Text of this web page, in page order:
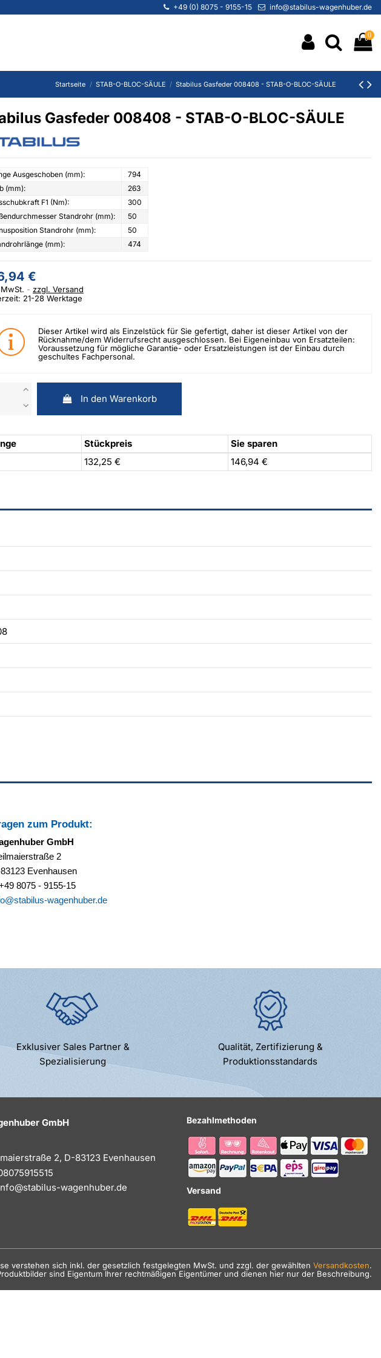
+49 (0) 8075 - 9155-15 info@stabilus-wagenhuber.de
0
Startseite STAB-O-BLOC-SÄULE Stabilus Gasfeder 008408 - STAB-O-BLOC-SÄULE
Gasfeder 008408 - STAB-O-BLOC-SÄULE
Ausgeschoben (mm):
794
(mm):
263
F1 (Nm):
300
Standrohr (mm):
50
Standrohr (mm):
50
(mm):
474
€
zzgl. Versand
21-28 Werktage
Dieser Artikel wird als Einzelstück für Sie gefertigt, daher ist dieser Artikel von der
Rücknahme/dem Widerrufsrecht ausgeschlossen. Bei Eigeneinbau von Ersatzteilen:
Voraussetzung für mögliche Garantie- oder Ersatzleistungen ist der Einbau durch
geschultes Fachpersonal.
In den Warenkorb
Stückpreis
Sie sparen
132,25 € 146,94 €
zum Produkt:
GmbH
2
Evenhausen
8075 - 9155-15
wagenhuber.de
Exklusiver Sales Partner &
Spezialisierung
Qualität, Zertifizierung &
Produktionsstandards
GmbH
2, D-83123 Evenhausen
wagenhuber.de
Bezahlmethoden
Versand
verstehen sich inkl. der gesetzlich festgelegten MwSt. und zzgl. der gewählten Versandkosten.
sind Eigentum Ihrer rechtmäßigen Eigentümer und dienen hier nur der Beschreibung.